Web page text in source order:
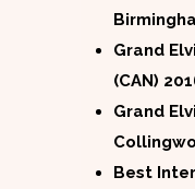
Grand
(CAN)
Grand
Best